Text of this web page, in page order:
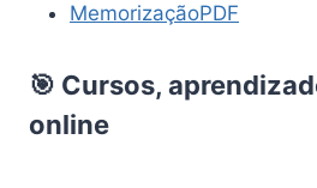
MemorizaçãoPDF
🎯 Cursos,
online